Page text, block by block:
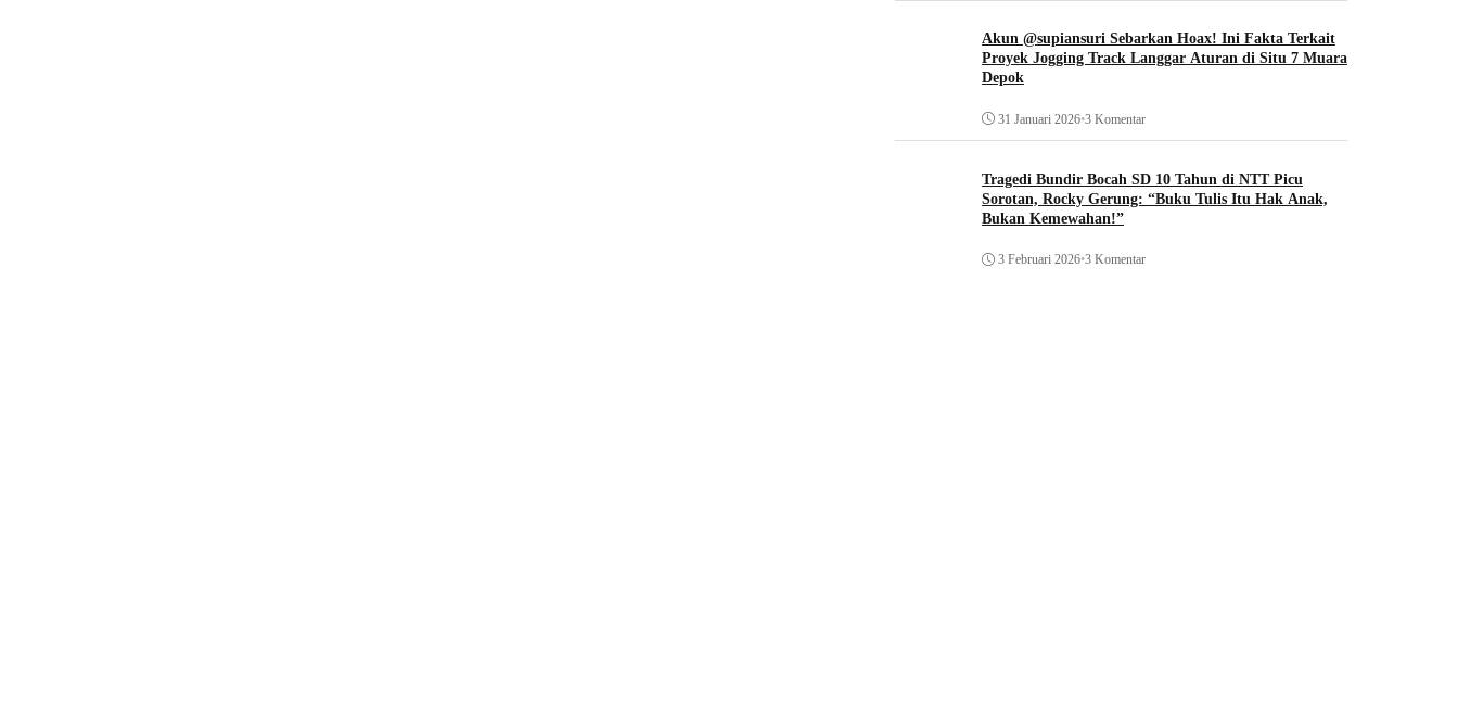
Akun @supiansuri Sebarkan Hoax! Ini Fakta Terkait
Proyek Jogging Track Langgar Aturan di Situ 7 Muara
Depok
31 Januari 2026•3 Komentar
Tragedi Bundir Bocah SD 10 Tahun di NTT Picu
Sorotan, Rocky Gerung: “Buku Tulis Itu Hak Anak,
Bukan Kemewahan!”
3 Februari 2026•3 Komentar